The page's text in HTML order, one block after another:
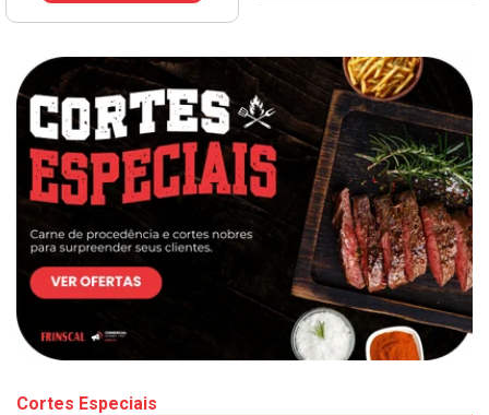
Cortes Especiais